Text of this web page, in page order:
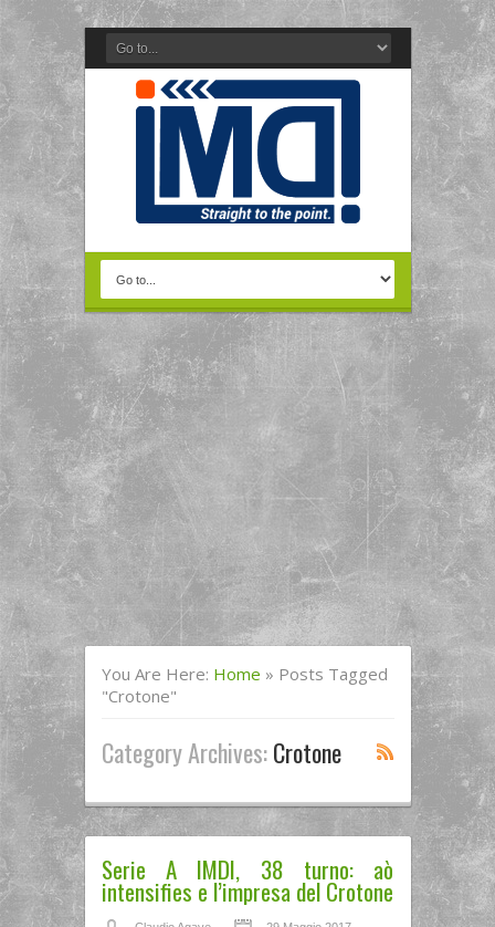
You Are Here: Home » Posts Tagged
"Crotone"
Category Archives:Crotone
Serie A IMDI, 38 turno: aò
intensifies e l’impresa del Crotone